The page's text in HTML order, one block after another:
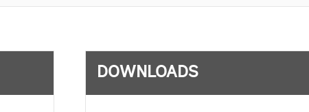
DOWNLOADS